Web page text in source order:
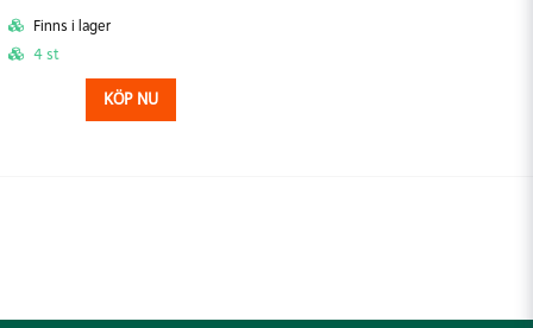
Finns i lager
4 st
KÖP NU